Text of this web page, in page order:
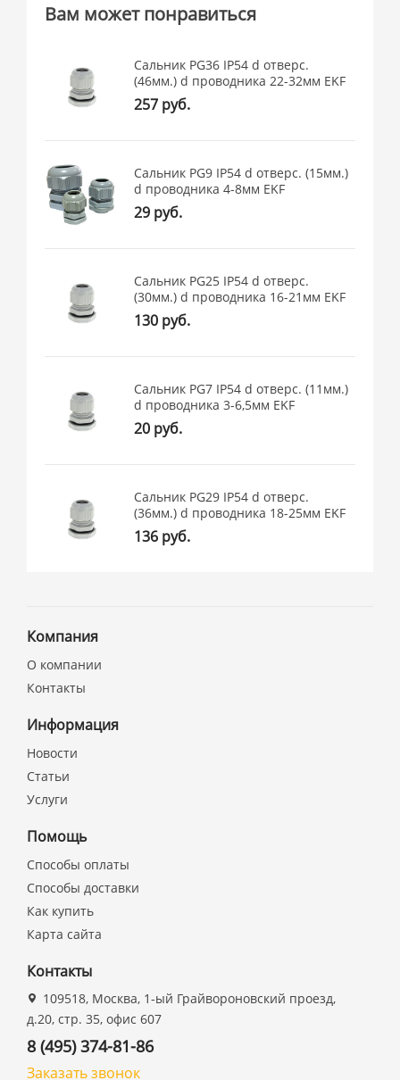
Вам может понравиться
Сальник PG36 IP54 d отверс.
(46мм.) d проводника 22-32мм EKF
257 руб.
Сальник PG9 IP54 d отверс. (15мм.)
d проводника 4-8мм EKF
29 руб.
Сальник PG25 IP54 d отверс.
(30мм.) d проводника 16-21мм EKF
130 руб.
Сальник PG7 IP54 d отверс. (11мм.)
d проводника 3-6,5мм EKF
20 руб.
Сальник PG29 IP54 d отверс.
(36мм.) d проводника 18-25мм EKF
136 руб.
Компания
О компании
Контакты
Информация
Новости
Статьи
Услуги
Помощь
Способы оплаты
Способы доставки
Как купить
Карта сайта
Контакты
109518, Москва, 1-ый Грайвороновский проезд,
д.20, стр. 35, офис 607
8 (495) 374-81-86
Заказать звонок